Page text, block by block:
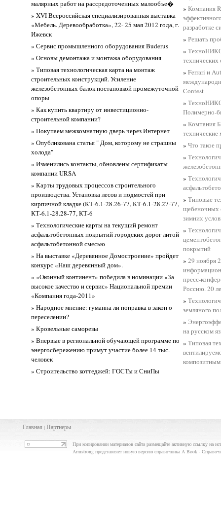
малярных работ на рассредоточенных малообъе�
» XVI Всероссийская специализированная выставка
«Мебель. Деревообработка», 22- 25 мая 2012 года, г.
Ижевск
» Сервис промышленного оборудования Buderus
» Основы демонтажа и монтажа оборудования
» Типовая технологическая карта на монтаж
строительных конструкций. Усиление
железобетонных балок постановкой промежуточной
опоры
» Как купить квартиру от инвестиционно-
строительной компании?
» Покупаем межкомнатную дверь через Интернет
» Опубликована статья " Дом, которому не страшны
холода"
» Изменились контакты, обновлены сертификаты
компании URSA
» Карты трудовых процессов строительного
производства. Установка лесов и подмостей при
кирпичной кладке (КТ-6.1-28.26-77, КТ-6.1-28.27-77,
КТ-6.1-28.28-77, КТ-6
» Технологические карты на текущий ремонт
асфальтобетонных покрытий городских дорог литой
асфальтобетонной смесью
» На выставке «Деревянное Домостроение» пройдет
конкурс «Наш деревянный дом».
» «Оконный континент» победила в номинации «За
высокое качество и сервис» Национальной премии
«Компания года-2011»
» Народное мнение: гуманна ли поправка в закон о
переселении?
» Кровельные саморезы
» Впервые в региональной обучающей программе по
энергосбережению примут участие более 14 тыс.
человек
» Строительство коттеджей: ГОСТы и СниПы
»Компания
разработке
»Решать
»
технических
»Ferrari и
Contest
»
Полимерно-
»Компания
»Что такое
»
»
»Типовые
щебеночных
зимних
»
покрытий
»29 ноября
пресс-
Россию. 20
»
земляного
»
на русском
»Типовая
Главная |Партнеры
При копировании материалов сайта размещайте активную ссылку на
Armstrong представляет новую версию справочника A Book -